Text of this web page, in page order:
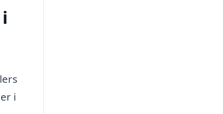
i